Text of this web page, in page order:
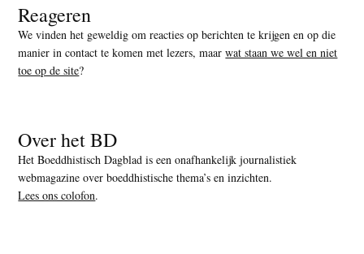
Reageren
We vinden het geweldig om reacties op berichten te krijgen en op die
manier in contact te komen met lezers, maarwat staan we wel en niet
toe op de site?
Over het BD
Het Boeddhistisch Dagblad is een onafhankelijk journalistiek
webmagazine over boeddhistische thema’s en inzichten.
Lees ons colofon.